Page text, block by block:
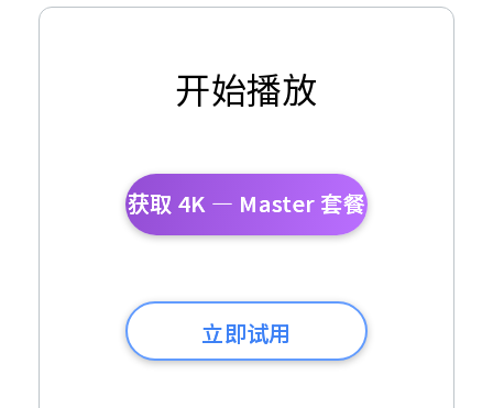
开始播放
获取 4K — Master 套餐
立即试用